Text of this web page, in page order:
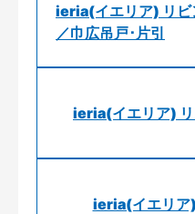
ieria(イエリア) リビ
／巾広吊戸･片引
ieria(イエリア) リ
ieria(イエリア